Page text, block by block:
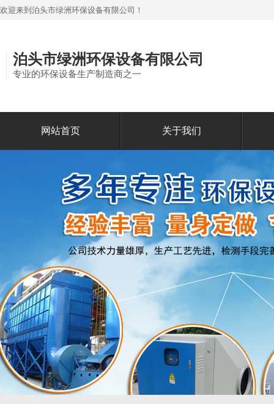
欢迎来到泊头市绿洲环保设备有限公司！
泊头市绿洲环保设备有限公司
专业的环保设备生产制造商之一
网站首页 关于我们